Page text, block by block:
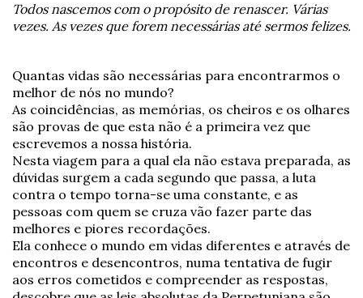
Todos nascemos com o propósito de renascer. Várias
vezes. As vezes que forem necessárias até sermos felizes.
Quantas vidas são necessárias para encontrarmos o
melhor de nós no mundo?
As coincidências, as memórias, os cheiros e os olhares
são provas de que esta não é a primeira vez que
escrevemos a nossa história.
Nesta viagem para a qual ela não estava preparada, as
dúvidas surgem a cada segundo que passa, a luta
contra o tempo torna-se uma constante, e as
pessoas com quem se cruza vão fazer parte das
melhores e piores recordações.
Ela conhece o mundo em vidas diferentes e através de
encontros e desencontros, numa tentativa de fugir
aos erros cometidos e compreender as respostas,